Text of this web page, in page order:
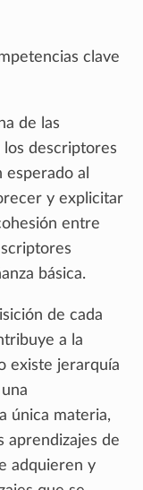
clave
de las
descriptores
al
y explicitar
entre
básica.
de cada
a la
existe jerarquía
única materia,
aprendizajes de
adquieren y